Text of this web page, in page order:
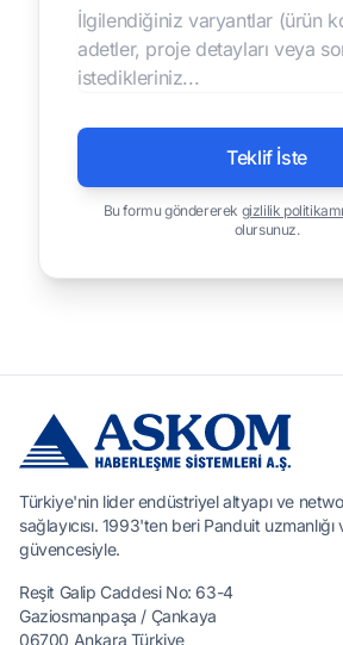
Teklif İste
Bu formu göndererek gizlilik
olursunuz.
Türkiye'nin lider endüstriyel altyapı ve
sağlayıcısı. 1993'ten beri Panduit
güvencesiyle.
Reşit Galip Caddesi No: 63-4
Gaziosmanpaşa / Çankaya
06700 Ankara Türkiye